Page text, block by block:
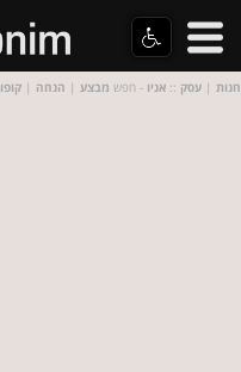
חנות | עסק :: אניו - חפש מבצע | הנחה |